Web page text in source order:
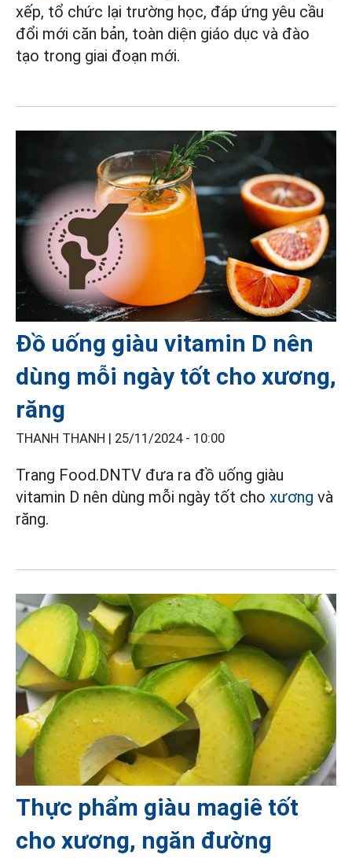
xếp, tổ chức lại trường học, đáp ứng yêu cầu
đổi mới căn bản, toàn diện giáo dục và đào
tạo trong giai đoạn mới.
Đồ uống giàu vitamin D nên
dùng mỗi ngày tốt cho xương,
răng
THANH THANH | 25/11/2024 - 10:00
Trang Food.DNTV đưa ra đồ uống giàu
vitamin D nên dùng mỗi ngày tốt cho xương và
răng.
Thực phẩm giàu magiê tốt
cho xương, ngăn đường